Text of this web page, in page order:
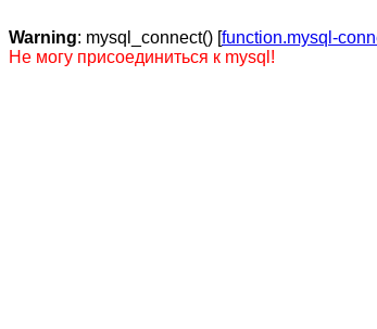
Warning: mysql_connect() [function.mysql-
Не могу присоединиться к mysql!